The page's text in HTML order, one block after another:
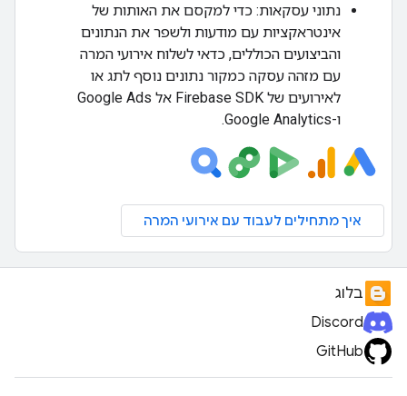
נתוני עסקאות: כדי למקסם את האותות של
אינטראקציות עם מודעות ולשפר את הנתונים
והביצועים הכוללים, כדאי לשלוח אירועי המרה
עם מזהה עסקה כמקור נתונים נוסף לתג או
לאירועים של Firebase SDK אל Google Ads
ו-Google Analytics.
איך מתחילים לעבוד עם אירועי המרה
בלוג
Discord
GitHub